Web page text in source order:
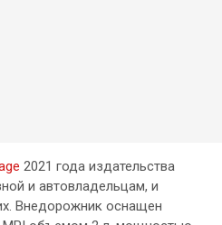
2021 года издательства
и автовладельцам, и
Внедорожник оснащен